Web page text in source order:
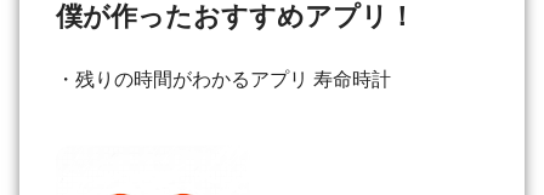
僕が作ったおすすめアプリ！
・残りの時間がわかるアプリ 寿命時計